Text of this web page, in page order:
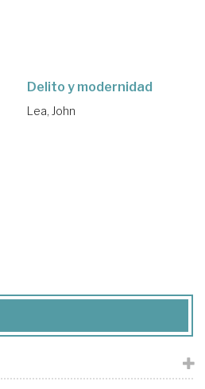
Delito y modernidad
Lea, John